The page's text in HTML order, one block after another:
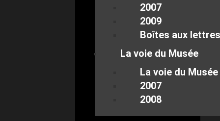
2007
2009
Boîtes aux lettres
La voie du Musée
La voie du Musée
2007
2008